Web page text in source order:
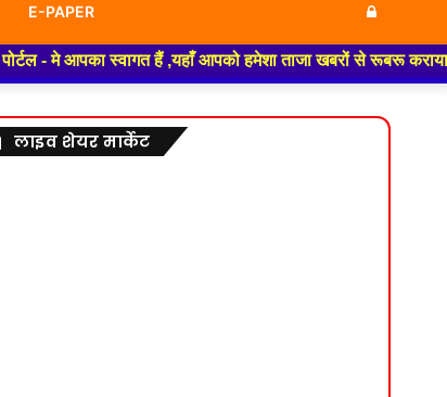
E-PAPER Log
In
स्वागत हैं ,यहाँ आपको हमेशा ताजा खबरों से रूबरू कराया जाएगा ,
लाइव शेयर मार्केट